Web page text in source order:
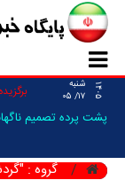
۱۴۰۵
شنبه
۱۷/ ۰۵
پشت پرده تصمیم
گروه :